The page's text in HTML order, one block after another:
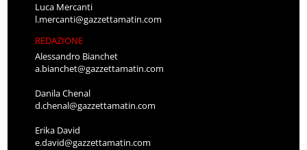
Luca Mercanti
l.mercanti@gazzettamatin.com
REDAZIONE
Alessandro Bianchet
a.bianchet@gazzettamatin.com
Danila Chenal
d.chenal@gazzettamatin.com
Erika David
e.david@gazzettamatin.com